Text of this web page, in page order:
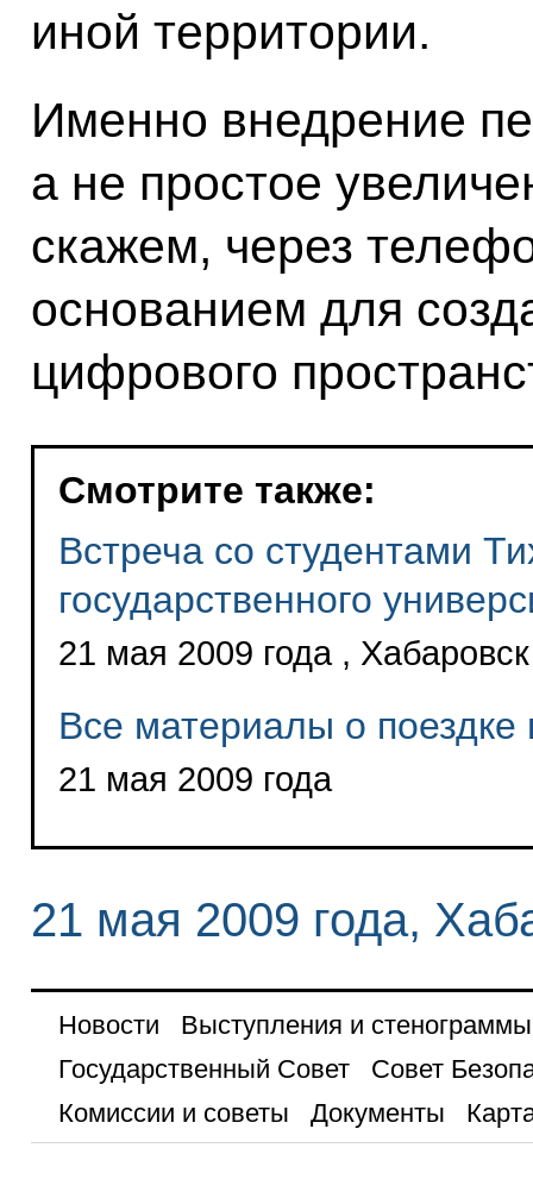
иной территории.
Именно внедрение
а не простое
скажем, через
основанием для
цифрового
Смотрите также:
Встреча со студентами
государственного
21 мая 2009 года , Хабаровск
Все материалы о поездке
21 мая 2009 года
21 мая 2009 года,
Новости
Выступления и стенограммы
Государственный Совет
Совет
Комиссии и советы
Документы